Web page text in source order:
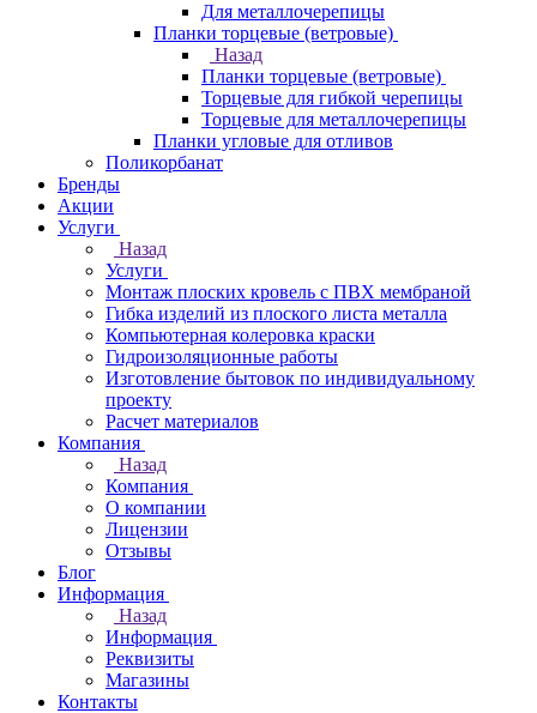
Для металлочерепицы
Планки торцевые (ветровые)
Назад
Планки торцевые (ветровые)
Торцевые для гибкой черепицы
Торцевые для металлочерепицы
Планки угловые для отливов
Поликорбанат
Бренды
Акции
Услуги
Назад
Услуги
Монтаж плоских кровель с ПВХ мембраной
Гибка изделий из плоского листа металла
Компьютерная колеровка краски
Гидроизоляционные работы
Изготовление бытовок по индивидуальному
проекту
Расчет материалов
Компания
Назад
Компания
О компании
Лицензии
Отзывы
Блог
Информация
Назад
Информация
Реквизиты
Магазины
Контакты